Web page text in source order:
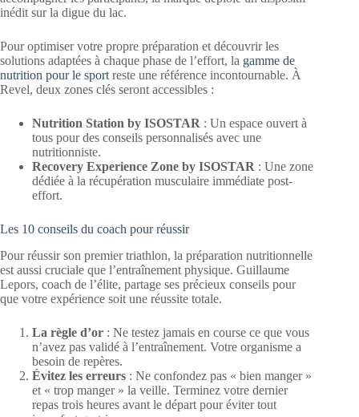
inédit sur la digue du lac.
Pour optimiser votre propre préparation et découvrir les
solutions adaptées à chaque phase de l’effort, la gamme de
nutrition pour le sport reste une référence incontournable. À
Revel, deux zones clés seront accessibles :
Nutrition Station by ISOSTAR : Un espace ouvert à
tous pour des conseils personnalisés avec une
nutritionniste.
Recovery Experience Zone by ISOSTAR : Une zone
dédiée à la récupération musculaire immédiate post-
effort.
Les 10 conseils du coach pour réussir
Pour réussir son premier triathlon, la préparation nutritionnelle
est aussi cruciale que l’entraînement physique. Guillaume
Lepors, coach de l’élite, partage ses précieux conseils pour
que votre expérience soit une réussite totale.
La règle d’or : Ne testez jamais en course ce que vous
n’avez pas validé à l’entraînement. Votre organisme a
besoin de repères.
Évitez les erreurs : Ne confondez pas « bien manger »
et « trop manger » la veille. Terminez votre dernier
repas trois heures avant le départ pour éviter tout